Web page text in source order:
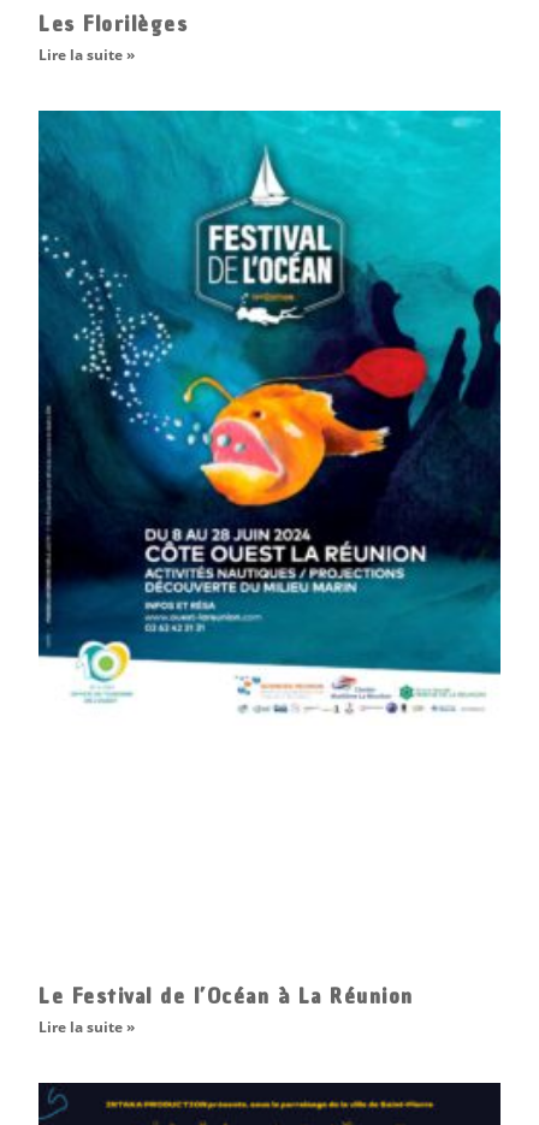
Les Florilèges
Lire la suite »
Le Festival de l’Océan à La Réunion
Lire la suite »